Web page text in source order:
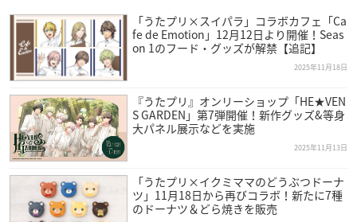
「うたプリ×スイパラ」コラボカフェ「Ca
fe de Emotion」12月12日より開催！Seas
on 1のフード・グッズが解禁【追記】
2025年11月18日
『うたプリ』オンリーショップ「HE★VEN
S GARDEN」第7弾開催！新作グッズ&等身
大パネル展示などを実施
2025年11月13日
「うたプリ×イクミママのどうぶつドーナ
ツ」11月18日から再びコラボ！新たに7種
のドーナツ＆どら焼きを販売